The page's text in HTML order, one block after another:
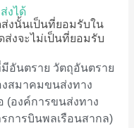
งได้
งนั้นเป็นที่ยอมรับใน
ส่งจะไม่เป็นที่ยอมรับ
อันตราย วัตถุอันตราย
สมาคมขนส่งทาง
(องค์การขนส่งทาง
การบินพลเรือนสากล)